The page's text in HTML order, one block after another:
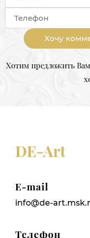
Хочу
Хотим предложить
DE-Art
E-mail
info@de-
Телефон